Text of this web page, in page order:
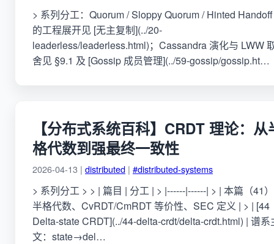
> 系列分工：Quorum / Sloppy Quorum / Hinted Handoff
的工程展开见 [无主复制](../20-
leaderless/leaderless.html)；Cassandra 演化与 LWW
舍见 §9.1 及 [Gossip 成员管理](../59-gossip/gossip.ht…
【分布式系统百科】CRDT 理论：从
格代数到强最终一致性
2026-04-13 | distributed | #distributed-systems
> 系列分工 > > | 篇目 | 分工 | > |------|------| > | 本篇（41
半格代数、CvRDT/CmRDT 等价性、SEC 定义 | > | [44
Delta-state CRDT](../44-delta-crdt/delta-crdt.html) | 谱系
文：state→del…